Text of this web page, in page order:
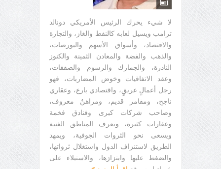
لا شيء يحرك الرئيس الأمريكي دونالد
ترامب ويسيل لعابه كالنفط والغاز، والتجارة
والاقتصاد، وأسواق الأسهم والبورصات،
والذهب والفضة والمعادن الثمينة والكنوز
النادرة، والجمارك والرسوم والصفقات،
وعقد الاتفاقيات وخوض المضاربات، فهو
رجل أعمالٍ عريقٍ، واقتصادي بارع، وعقاري
ناجح، ومقامر قديم، ومراهنٌ معروف،
وصاحب شركات كبرى وفنادق فخمة
وعقارات كثيرة، ويعرف المناطق الغنية
ويسعى نحو الثروات الجوفية، ويمهد
الطريق لاستنزاف الدول واستغلال ثرواتها،
والضغط عليها وابتزازها، والاستيلاء على